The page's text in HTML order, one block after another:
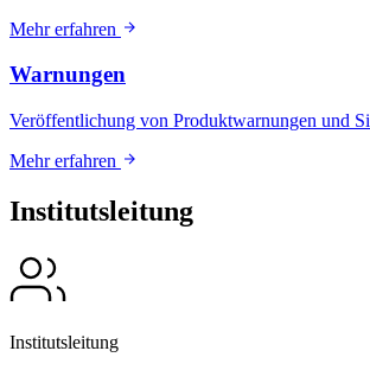
Mehr erfahren
Warnungen
Veröffentlichung von Produktwarnungen und
Mehr erfahren
Institutsleitung
Institutsleitung